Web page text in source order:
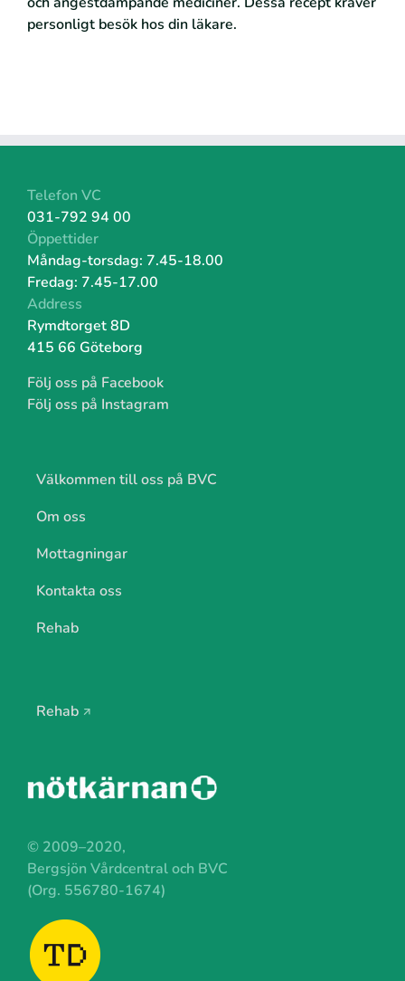
personligt besök hos din läkare.
Telefon VC
031-792 94 00
Öppettider
Måndag-torsdag: 7.45-18.00
Fredag: 7.45-17.00
Address
Rymdtorget 8D
415 66 Göteborg
Följ oss på Facebook
Följ oss på Instagram
Välkommen till oss på BVC
Om oss
Mottagningar
Kontakta oss
Rehab
Rehab
© 2009–2020,
Bergsjön Vårdcentral och BVC
(Org. 556780-1674)